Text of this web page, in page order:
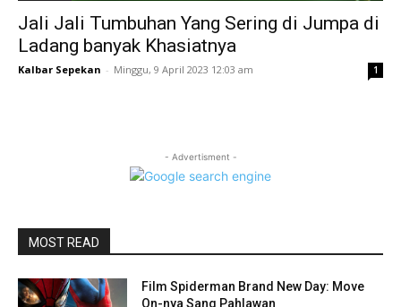
Jali Jali Tumbuhan Yang Sering di Jumpa di
Ladang banyak Khasiatnya
Kalbar Sepekan - Minggu, 9 April 2023 12:03 am 1
- Advertisment -
MOST READ
Film Spiderman Brand New Day: Move
On-nya Sang Pahlawan